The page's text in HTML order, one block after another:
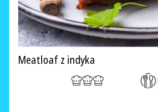
Meatloaf z indyka